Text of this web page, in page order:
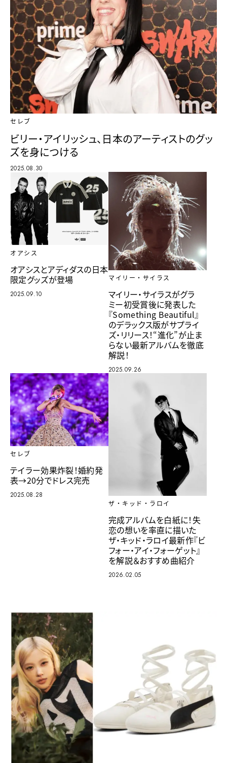
セレブ
ビリー・アイリッシュ、日本のアーティストのグッ
ズを身につける
2025.08.30
オアシス
オアシスとアディダスの日本
限定グッズが登場
2025.09.10
マイリー・サイラス
マイリー・サイラスがグラ
ミー初受賞後に発表した
『Something Beautiful』
のデラックス版がサプライ
ズ・リリース！“進化”が止ま
らない最新アルバムを徹底
解説！
2025.09.26
セレブ
テイラー効果炸裂！婚約発
表→20分でドレス完売
2025.08.28
ザ・キッド・ラロイ
完成アルバムを白紙に！失
恋の想いを率直に描いた
ザ・キッド・ラロイ最新作『ビ
フォー・アイ・フォーゲット』
を解説＆おすすめ曲紹介
2026.02.05